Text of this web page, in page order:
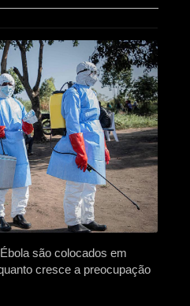
são colocados em
cresce a preocupação